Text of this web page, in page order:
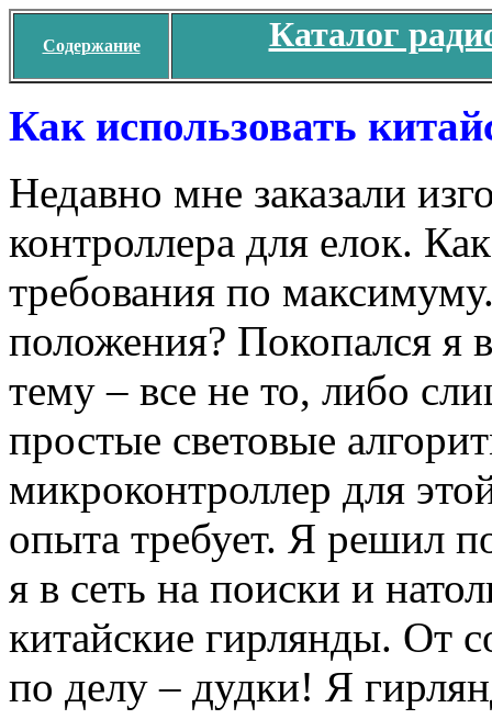
Содержание Каталог
Как использовать
Недавно мне заказали
контроллера для елок.
требования по
положения? Покопался я
тему – все не то, либо
простые световые
микроконтроллер для
опыта требует. Я решил
я в сеть на поиски и
китайские гирлянды. От
по делу – дудки! Я